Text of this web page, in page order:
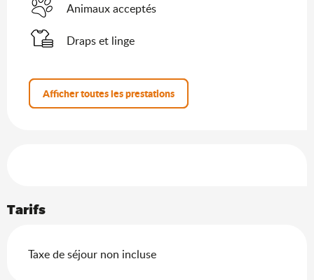
Animaux acceptés
Draps et linge
Afficher toutes les prestations
Tarifs
Taxe de séjour non incluse